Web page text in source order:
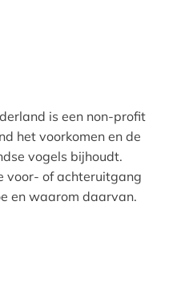
is een non-profit
het voorkomen en de
vogels bijhoudt.
voor- of achteruitgang
en waarom daarvan.